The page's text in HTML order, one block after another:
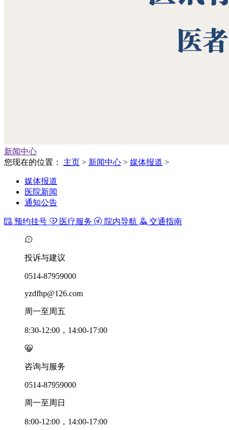
新闻中心
您现在的位置：
主页 > 新闻中心 > 媒体报道 >
媒体报道
医院新闻
通知公告
预约挂号 医疗服务 院内导航 交通指南
投诉与建议
0514-87959000
yzdfhp@126.com
周一至周五
8:30-12:00，14:00-17:00
咨询与服务
0514-87959000
周一至周日
8:00-12:00，14:00-17:00